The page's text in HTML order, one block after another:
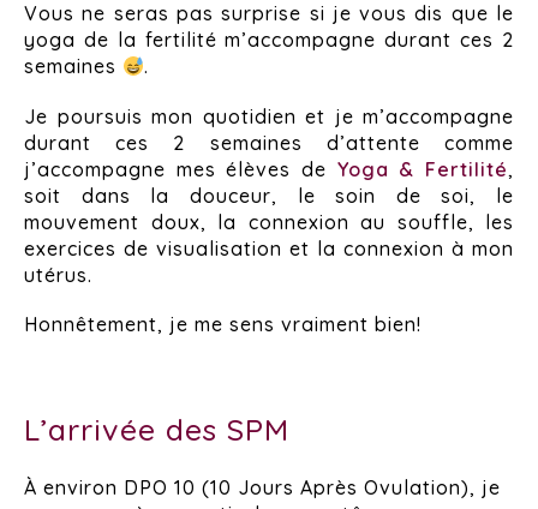
Vous ne seras pas surprise si je vous dis que le
yoga de la fertilité m’accompagne durant ces 2
semaines
.
Je poursuis mon quotidien et je m’accompagne
durant ces 2 semaines d’attente comme
j’accompagne mes élèves de Yoga & Fertilité,
soit dans la douceur, le soin de soi, le
mouvement doux, la connexion au souffle, les
exercices de visualisation et la connexion à mon
utérus.
Honnêtement, je me sens vraiment bien!
L’arrivée des SPM
À environ DPO 10 (10 Jours Après Ovulation), je